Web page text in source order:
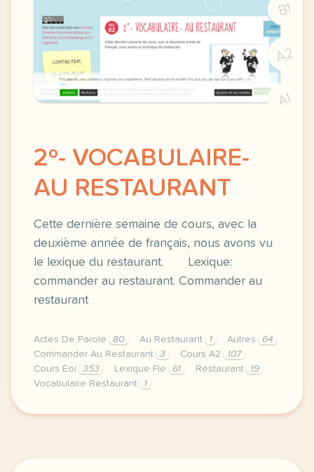
B1
A2
A1
2º- VOCABULAIRE-
AU RESTAURANT
Cette dernière semaine de cours, avec la
deuxième année de français, nous avons vu
le lexique du restaurant. Lexique:
commander au restaurant. Commander au
restaurant
Actes De Parole 80 Au Restaurant 1 Autres
64
Commander Au Restaurant
3 Cours A2
107
Cours Eoi
353 Lexique Fle 61 Restaurant
19
Vocabulaire Restaurant
1
image bonjourdefrance comcette derniere